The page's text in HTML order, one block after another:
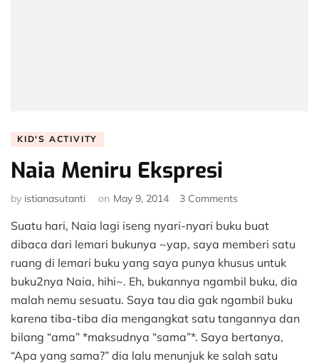
KID'S ACTIVITY
Naia Meniru Ekspresi
by istianasutanti on May 9, 2014 3 Comments
Meniru
Ekspresi
Suatu hari, Naia lagi iseng nyari-nyari buku buat
dibaca dari lemari bukunya ~yap, saya memberi satu
ruang di lemari buku yang saya punya khusus untuk
buku2nya Naia, hihi~. Eh, bukannya ngambil buku, dia
malah nemu sesuatu. Saya tau dia gak ngambil buku
karena tiba-tiba dia mengangkat satu tangannya dan
bilang “ama” *maksudnya “sama”*. Saya bertanya,
“Apa yang sama?” dia lalu menunjuk ke salah satu